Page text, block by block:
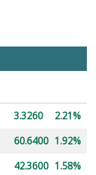
3.3260
2.21%
60.6400 1.92%
42.3600 1.58%